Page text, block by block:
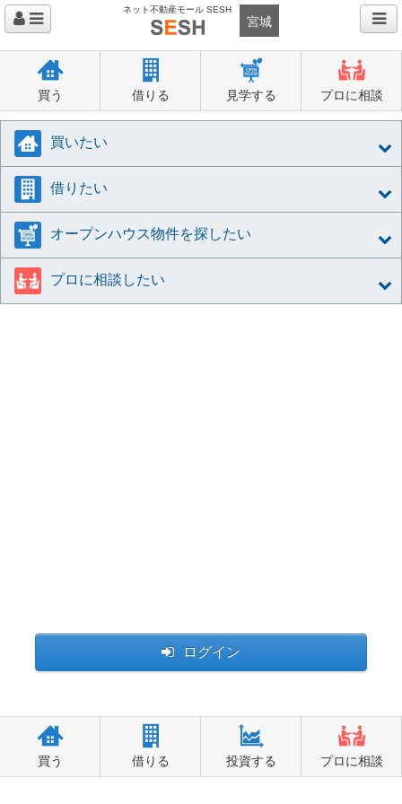
ネット不動産モール SESH
宮城
買う 借りる 見学する プロに相談
買いたい
借りたい
オープンハウス物件を探したい
プロに相談したい
ログイン
買う 借りる 投資する プロに相談